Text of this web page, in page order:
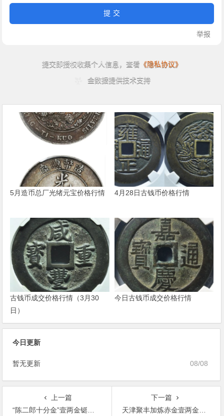
5月造币总厂光绪元宝价格行情 4月28日古钱币价格行情
古钱币成交价格行情（3月30
日）
今日古钱币成交价格行情
今日更新
08/08
暂无更新
上一篇
“陈二郎十分金”壹两金铤图片价格
下一篇
天津聚丰加炼赤金壹两金锭图片及价格